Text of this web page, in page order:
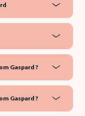
Gaspard ?
Gaspard ?